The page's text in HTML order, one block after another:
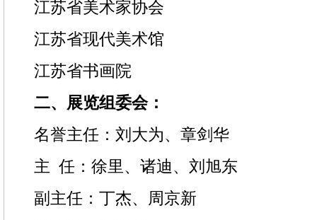
江苏省美术家协会
江苏省现代美术馆
江苏省书画院
二、展览组委会：
名誉主任：刘大为、章剑华
主 任：徐里、诸迪、刘旭东
副主任：丁杰、周京新